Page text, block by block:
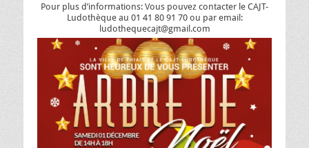
Pour plus d’informations: Vous pouvez contacter le CAJT-
Ludothèque au 01 41 80 91 70 ou par email:
ludothequecajt@gmail.com